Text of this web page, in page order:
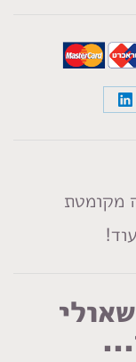
Share
מקומטת